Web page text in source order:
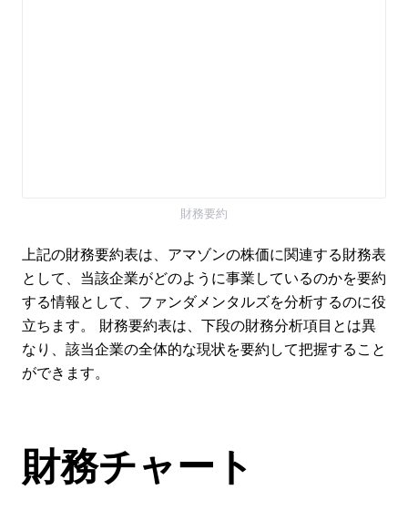
財務要約
上記の財務要約表は、アマゾンの株価に関連する財務表
として、当該企業がどのように事業しているのかを要約
する情報として、ファンダメンタルズを分析するのに役
立ちます。 財務要約表は、下段の財務分析項目とは異
なり、該当企業の全体的な現状を要約して把握すること
ができます。
財務チャート